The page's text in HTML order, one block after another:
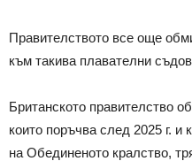
Правителството все още
към такива плавателни
Британското правителство
които поръчва след 2025 г. и
на Обединеното кралство,